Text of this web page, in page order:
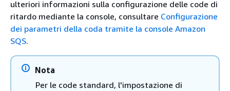
ulteriori informazioni sulla configurazione delle code di
ritardo mediante la console, consultare Configurazione
dei parametri della coda tramite la console Amazon
SQS.
Nota
Per le code standard, l'impostazione di